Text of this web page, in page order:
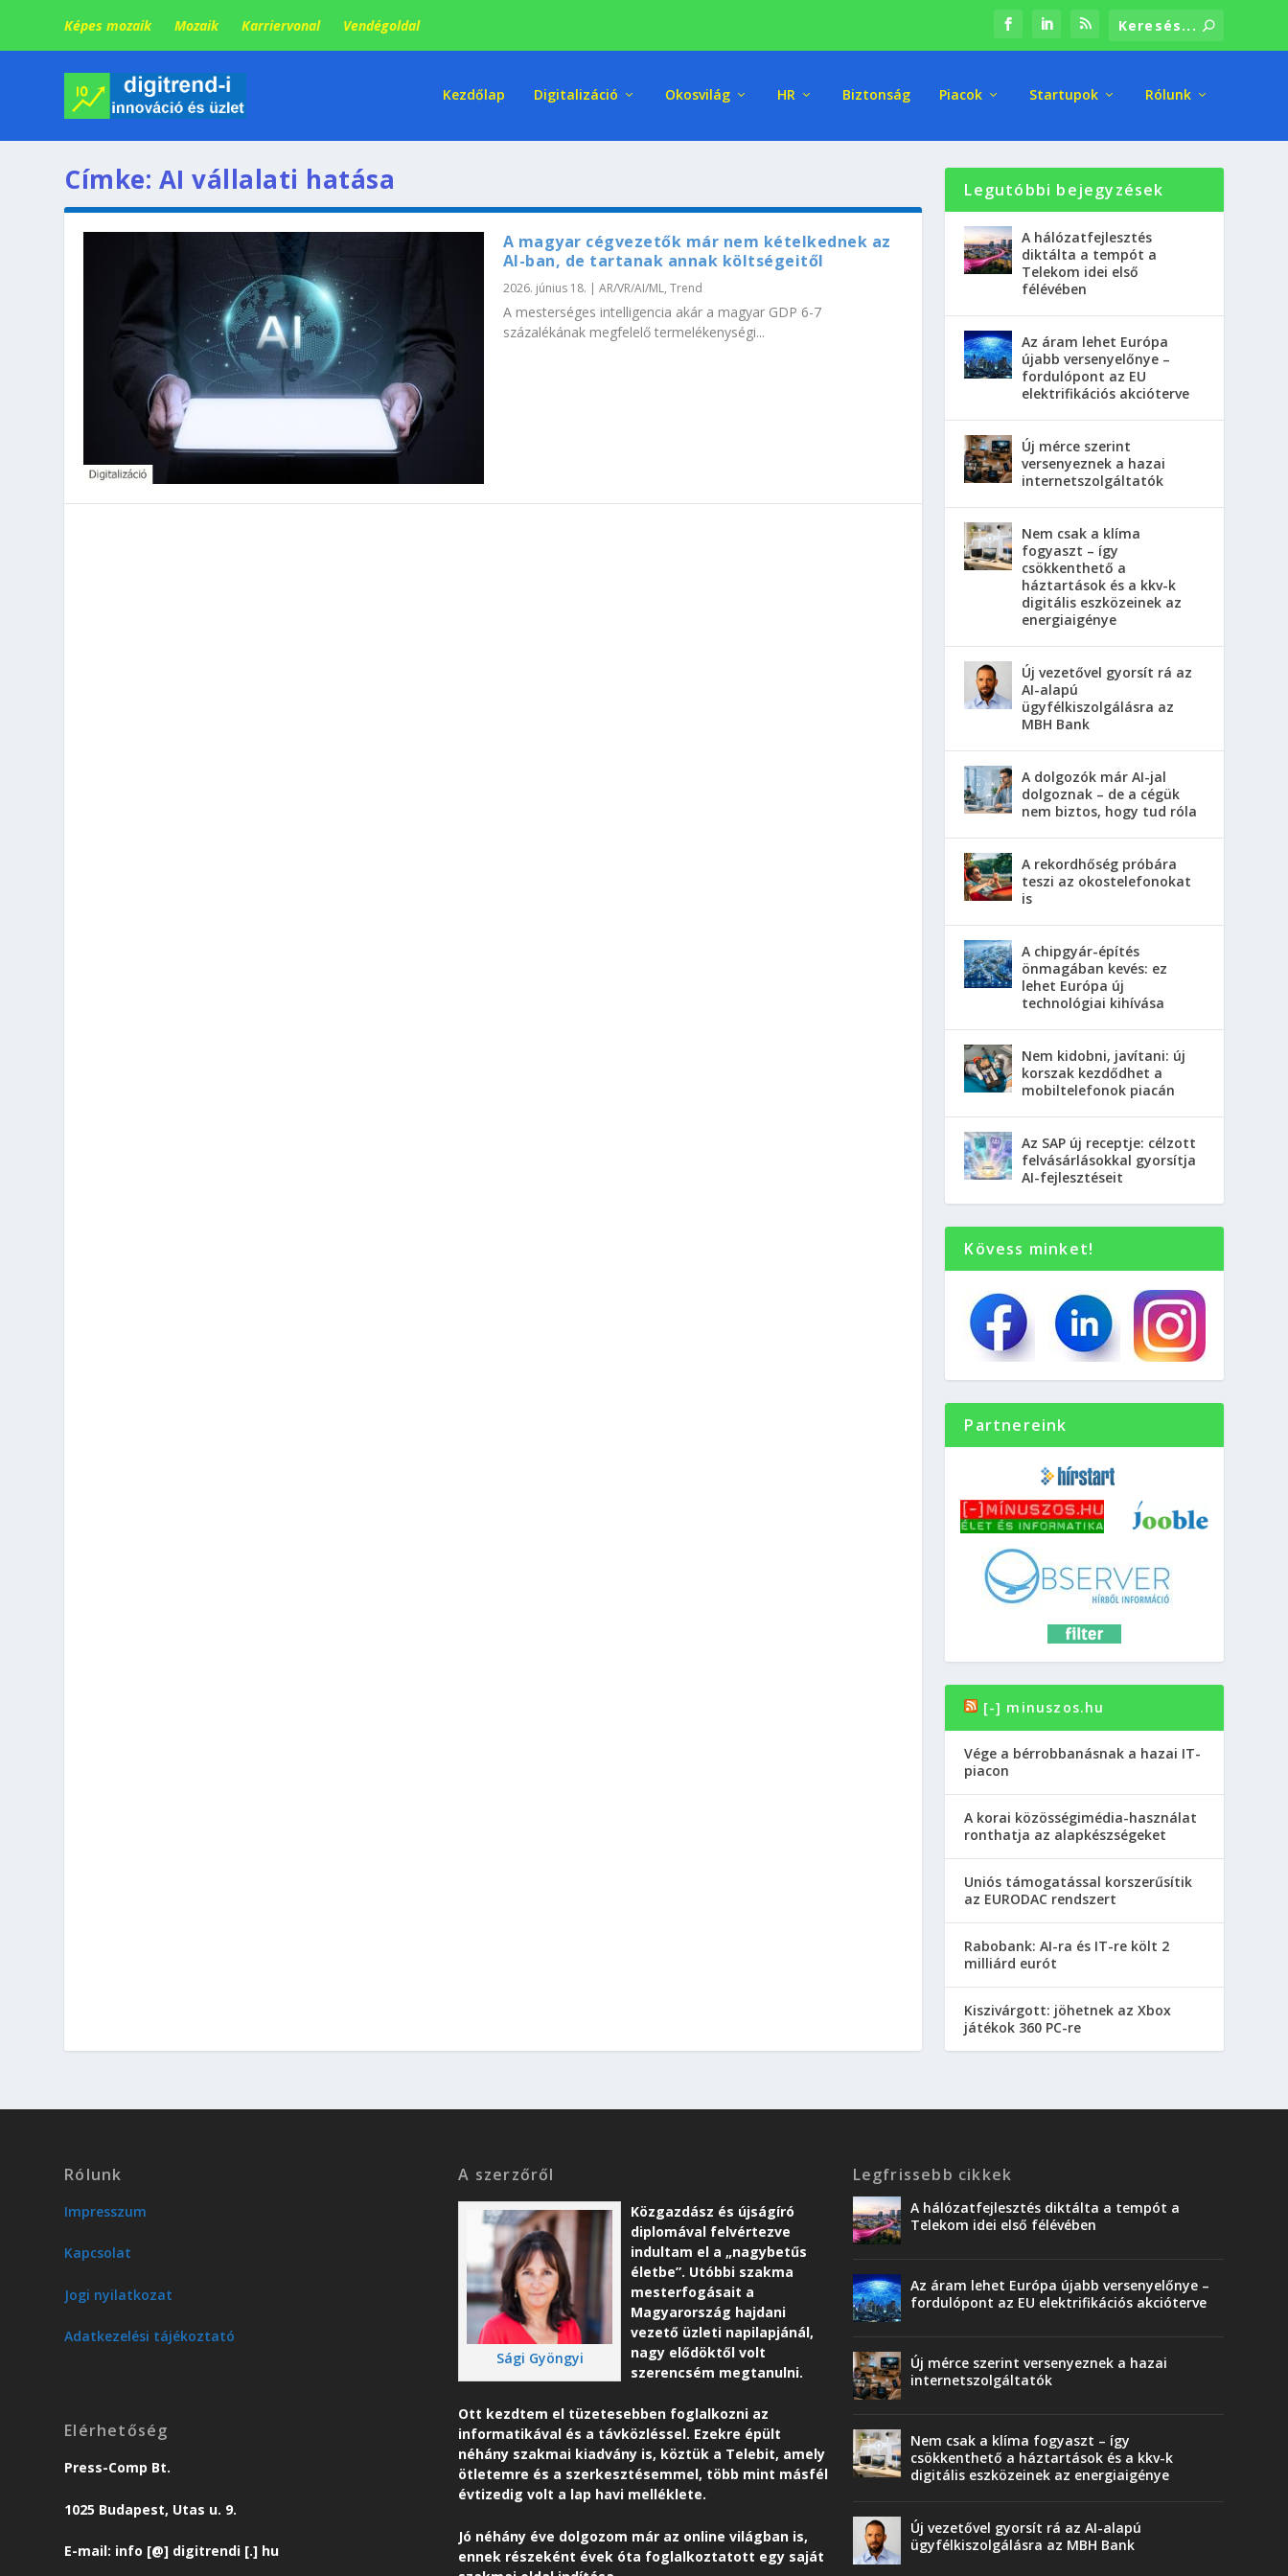
Képes mozaik Mozaik Karriervonal Vendégoldal
Kezdőlap Digitalizáció Okosvilág HR Biztonság Piacok Startupok Rólunk
Címke: AI vállalati hatása
A magyar cégvezetők már nem kételkednek az
AI-ban, de tartanak annak költségeitől
2026. június 18. | AR/VR/AI/ML, Trend
A mesterséges intelligencia akár a magyar GDP 6-7
százalékának megfelelő termelékenységi...
Legutóbbi bejegyzések
A hálózatfejlesztés
diktálta a tempót a
Telekom idei első
félévében
Az áram lehet Európa
újabb versenyelőnye –
fordulópont az EU
elektrifikációs akcióterve
Új mérce szerint
versenyeznek a hazai
internetszolgáltatók
Nem csak a klíma
fogyaszt – így
csökkenthető a
háztartások és a kkv-k
digitális eszközeinek az
energiaigénye
Új vezetővel gyorsít rá az
AI-alapú
ügyfélkiszolgálásra az
MBH Bank
A dolgozók már AI-jal
dolgoznak – de a cégük
nem biztos, hogy tud róla
A rekordhőség próbára
teszi az okostelefonokat
is
A chipgyár-építés
önmagában kevés: ez
lehet Európa új
technológiai kihívása
Nem kidobni, javítani: új
korszak kezdődhet a
mobiltelefonok piacán
Az SAP új receptje: célzott
felvásárlásokkal gyorsítja
AI-fejlesztéseit
Kövess minket!
Partnereink
[-] minuszos.hu
Vége a bérrobbanásnak a hazai IT-
piacon
A korai közösségimédia-használat
ronthatja az alapkészségeket
Uniós támogatással korszerűsítik
az EURODAC rendszert
Rabobank: AI-ra és IT-re költ 2
milliárd eurót
Kiszivárgott: jöhetnek az Xbox
játékok 360 PC-re
Rólunk
Impresszum
Kapcsolat
Jogi nyilatkozat
Adatkezelési tájékoztató
Elérhetőség
Press-Comp Bt.
1025 Budapest, Utas u. 9.
E-mail: info [@] digitrendi [.] hu
A szerzőről
Sági Gyöngyi
Közgazdász és újságíró
diplomával felvértezve
indultam el a „nagybetűs
életbe”. Utóbbi szakma
mesterfogásait a
Magyarország hajdani
vezető üzleti napilapjánál,
nagy elődöktől volt
szerencsém megtanulni.
Ott kezdtem el tüzetesebben foglalkozni az
informatikával és a távközléssel. Ezekre épült
néhány szakmai kiadvány is, köztük a Telebit, amely
ötletemre és a szerkesztésemmel, több mint másfél
évtizedig volt a lap havi melléklete.
Jó néhány éve dolgozom már az online világban is,
ennek részeként évek óta foglalkoztatott egy saját
Legfrissebb cikkek
A hálózatfejlesztés diktálta a tempót a
Telekom idei első félévében
Az áram lehet Európa újabb versenyelőnye –
fordulópont az EU elektrifikációs akcióterve
Új mérce szerint versenyeznek a hazai
internetszolgáltatók
Nem csak a klíma fogyaszt – így
csökkenthető a háztartások és a kkv-k
digitális eszközeinek az energiaigénye
Új vezetővel gyorsít rá az AI-alapú
ügyfélkiszolgálásra az MBH Bank